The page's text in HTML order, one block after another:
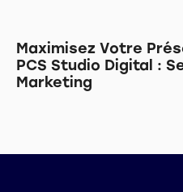
Maximisez Votre
PCS Studio Digital :
Marketing